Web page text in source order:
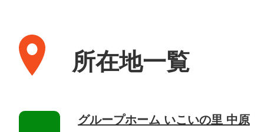
所在地一覧
グループホーム いこいの里 中原